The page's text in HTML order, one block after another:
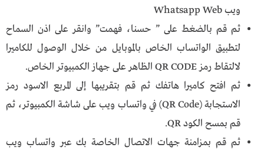
ويب Whatsapp Web
ثم قم بالضغط على ” حسنا، فهمت” وانقر على اذن السماح
لتطبيق الواتساب الخاص بالموبايل من خلال الوصول للكاميرا
لالتقاط رمز QR CODE الظاهر على جهاز الكمبيوتر الخاص.
ثم افتح كاميرا هاتفك ثم قم بتقريبها إلى المربع الاسود رمز
الاستجابة (QR Code) في واتساب ويب على شاشة الكمبيوتر، ثم
قم بمسح الكود QR.
ثم قم بمزامنة جهات الاتصال الخاصة بك عبر واتساب ويب